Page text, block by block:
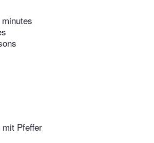
Pfeffer